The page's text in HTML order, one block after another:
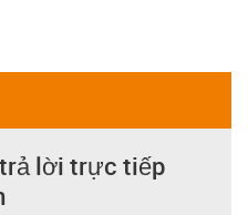
lời trực tiếp